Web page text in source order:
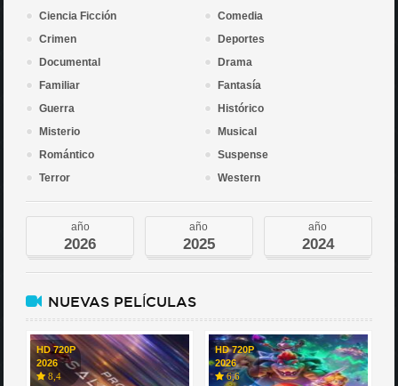
Ciencia Ficción
Comedia
Crimen
Deportes
Documental
Drama
Familiar
Fantasía
Guerra
Histórico
Misterio
Musical
Romántico
Suspense
Terror
Western
año
2026
año
2025
año
2024
NUEVAS PELÍCULAS
HD 720P
2026
8,4
HD 720P
2026
6,6